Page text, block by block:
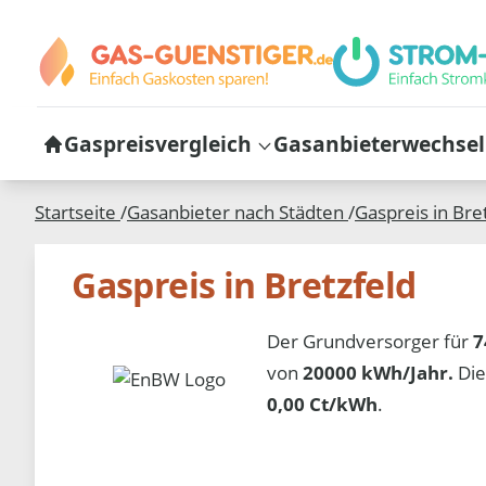
Gaspreisvergleich Gasanbieterwechsel
Startseite /Gasanbieter nach Städten /Gaspreis in
Gaspreis in Bretzfeld
Der Grundversorger für
von20000 kWh/Jahr.
0,00 Ct/kWh.